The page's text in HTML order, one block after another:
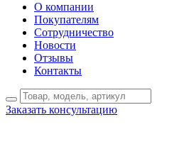
О компании
Покупателям
Сотрудничество
Новости
Отзывы
Контакты
Заказать консультацию